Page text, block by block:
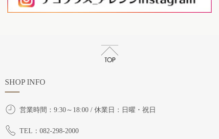
SHOP INFO
営業時間：9:30～18:00 / 休業日：日曜・祝日
TEL：082-298-2000